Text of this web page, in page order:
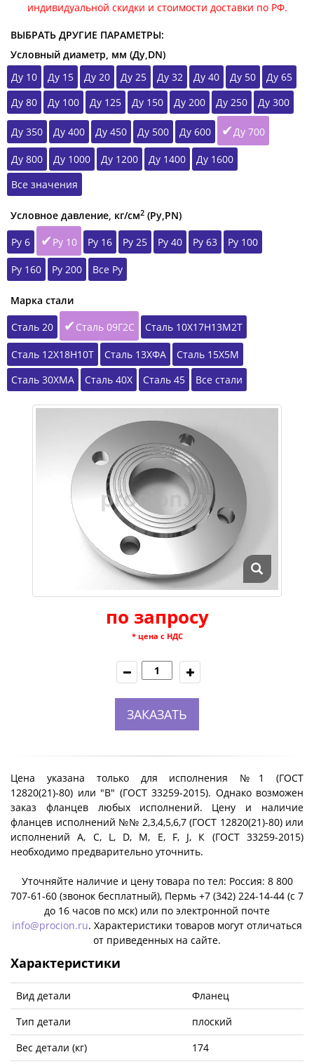
индивидуальной скидки и стоимости доставки по РФ.
ВЫБРАТЬ ДРУГИЕ ПАРАМЕТРЫ:
Условный диаметр, мм (Ду,DN)
Ду 10
Ду 15 Ду 20 Ду 25 Ду 32 Ду 40 Ду 50
Ду 65
Ду 80
Ду 100 Ду 125 Ду 150 Ду 200 Ду 250 Ду 300
Ду 350 Ду 400 Ду 450 Ду 500 Ду 600 Ду 700
Ду 800 Ду 1000 Ду 1200 Ду 1400
Ду 1600
Все значения
Условное давление, кг/см2 (Ру,РN)
Ру 6
Ру 10 Ру 16 Ру 25 Ру 40 Ру 63 Ру 100
Ру 160 Ру 200 Все Ру
Марка стали
Сталь 20
Сталь 09Г2С Сталь 10Х17Н13М2Т
Сталь 12Х18Н10Т Сталь 13ХФА
Сталь 15Х5М
Сталь 30ХМА
Сталь 40Х Сталь 45 Все стали
по запросу
* цена с НДС
ЗАКАЗАТЬ
Цена указана только для исполнения №1 (ГОСТ
12820(21)-80) или "B" (ГОСТ 33259-2015). Однако возможен
заказ фланцев любых исполнений. Цену и наличие
фланцев исполнений №№ 2,3,4,5,6,7 (ГОСТ 12820(21)-80) или
исполнений A, C, L, D, M, E, F, J, К (ГОСТ 33259-2015)
необходимо предварительно уточнить.
Уточняйте наличие и цену товара по тел: Россия: 8 800
707-61-60 (звонок бесплатный), Пермь +7 (342) 224-14-44 (c 7
до 16 часов по мск) или по электронной почте
info@procion.ru. Характеристики товаров могут отличаться
от приведенных на сайте.
Характеристики
Вид детали
Фланец
Тип детали
плоский
Вес детали (кг)
174